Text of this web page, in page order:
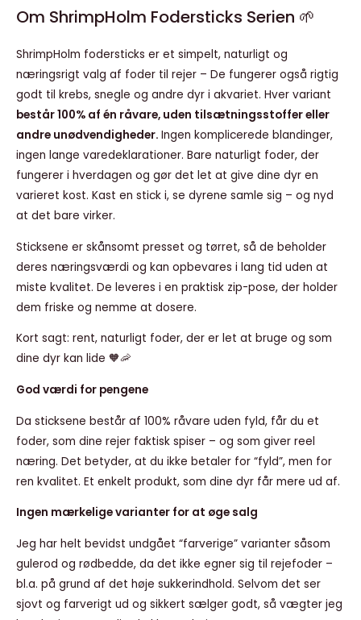
Om ShrimpHolm Fodersticks Serien 🌱
ShrimpHolm fodersticks er et simpelt, naturligt og
næringsrigt valg af foder til rejer – De fungerer også rigtig
godt til krebs, snegle og andre dyr i akvariet. Hver variant
består 100% af én råvare, uden tilsætningsstoffer eller
andre unødvendigheder. Ingen komplicerede blandinger,
ingen lange varedeklarationer. Bare naturligt foder, der
fungerer i hverdagen og gør det let at give dine dyr en
varieret kost. Kast en stick i, se dyrene samle sig – og nyd
at det bare virker.
Sticksene er skånsomt presset og tørret, så de beholder
deres næringsværdi og kan opbevares i lang tid uden at
miste kvalitet. De leveres i en praktisk zip-pose, der holder
dem friske og nemme at dosere.
Kort sagt: rent, naturligt foder, der er let at bruge og som
dine dyr kan lide 🧡🦐
God værdi for pengene
Da sticksene består af 100% råvare uden fyld, får du et
foder, som dine rejer faktisk spiser – og som giver reel
næring. Det betyder, at du ikke betaler for “fyld”, men for
ren kvalitet. Et enkelt produkt, som dine dyr får mere ud af.
Ingen mærkelige varianter for at øge salg
Jeg har helt bevidst undgået “farverige” varianter såsom
gulerod og rødbedde, da det ikke egner sig til rejefoder –
bl.a. på grund af det høje sukkerindhold. Selvom det ser
sjovt og farverigt ud og sikkert sælger godt, så vægter jeg